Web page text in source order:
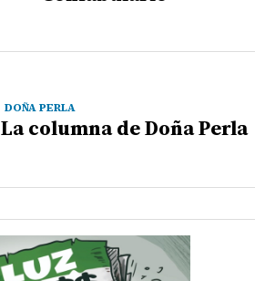
DOÑA PERLA
La columna de Doña Perla